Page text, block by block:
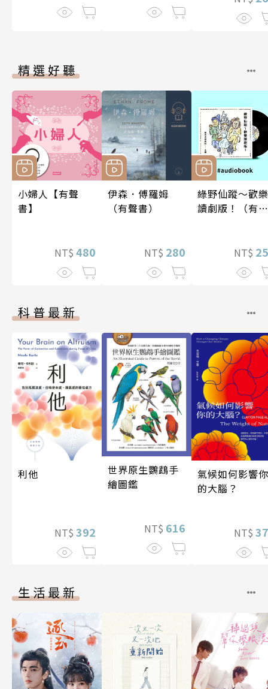
精選好聽
小婦人【有聲
書】
NT$ 480
伊森．傅羅姆
（有聲書）
NT$ 280
綠野仙蹤～歡樂
讀劇版！（有聲
NT$
科普最新
利他
NT$ 392
世界原生鸚鵡手
繪圖鑑
NT$ 616
氣候如何影響你
的大腦？
NT$
生活最新